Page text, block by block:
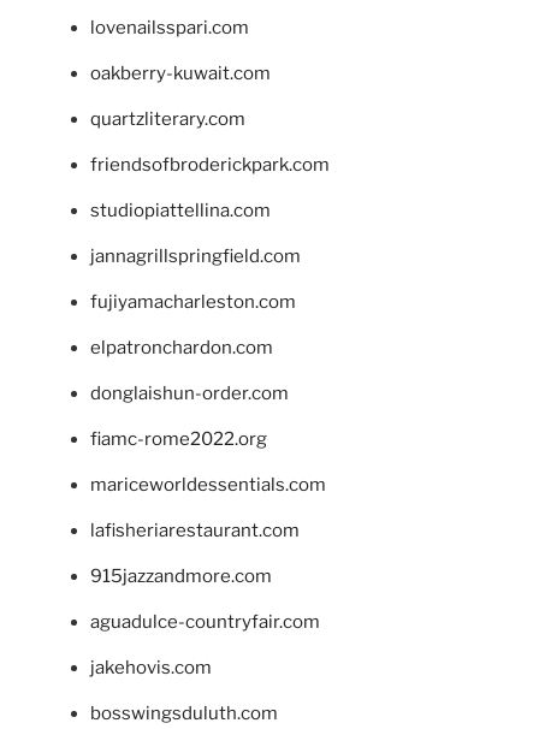
lovenailsspari.com
oakberry-kuwait.com
quartzliterary.com
friendsofbroderickpark.com
studiopiattellina.com
jannagrillspringfield.com
fujiyamacharleston.com
elpatronchardon.com
donglaishun-order.com
fiamc-rome2022.org
mariceworldessentials.com
lafisheriarestaurant.com
915jazzandmore.com
aguadulce-countryfair.com
jakehovis.com
bosswingsduluth.com